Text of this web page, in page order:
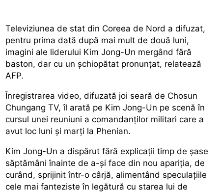
Televiziunea de stat din Coreea de Nord a difuzat,
pentru prima dată după mai mult de două luni,
imagini ale liderului Kim Jong-Un mergând fără
baston, dar cu un șchiopătat pronunțat, relatează
AFP.
Înregistrarea video, difuzată joi seară de Chosun
Chungang TV, îl arată pe Kim Jong-Un pe scenă în
cursul unei reuniuni a comandanților militari care a
avut loc luni și marți la Phenian.
Kim Jong-Un a dispărut fără explicații timp de șase
săptămâni înainte de a-și face din nou apariția, de
curând, sprijinit într-o cârjă, alimentând speculațiile
cele mai fanteziste în legătură cu starea lui de